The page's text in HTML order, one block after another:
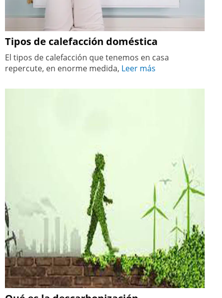
Tipos de calefacción doméstica
El tipos de calefacción que tenemos en casa
repercute, en enorme medida, Leer más